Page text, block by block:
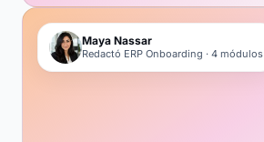
Maya Nassar
Redactó ERP Onboarding · 4 módulos